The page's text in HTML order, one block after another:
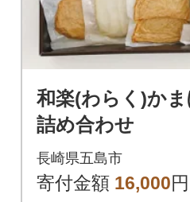
和楽(わらく)かま
詰め合わせ
長崎県五島市
寄付金額 16,000円